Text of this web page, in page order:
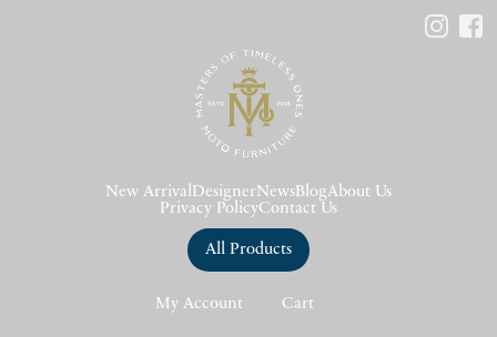
New Arrival DesignerNews BlogAbout Us
Privacy PolicyContact Us
All Products
My Account Cart